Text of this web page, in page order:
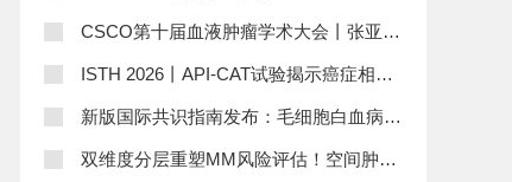
通路：代谢重编程调控促凝功能，开辟免
疫血栓治疗新方向
CSCO第十届血液肿瘤学术大会丨张亚晶
主任：超越“唯靶点论”，以系统认知重塑
血液肿瘤全生命周期管理
ISTH 2026丨API-CAT试验揭示癌症相关
血栓延长阿哌沙班治疗的出血部位图谱
新版国际共识指南发布：毛细胞白血病及
其变异型的分层诊疗与靶向新策略
双维度分层重塑MM风险评估！空间肿瘤